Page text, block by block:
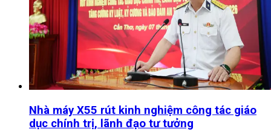
Nhà máy X55 rút kinh nghiệm công tác giáo
dục chính trị, lãnh đạo tư tưởng